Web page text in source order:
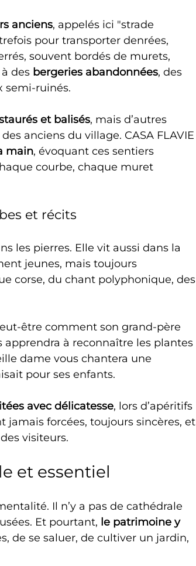
anciens, appelés ici "strade
pour transporter denrées,
souvent bordés de murets,
des bergeries abandonnées, des
semi-ruinés.
et balisés, mais d’autres
anciens du village. CASA FLAVIE
main, évoquant ces sentiers
courbe, chaque muret
et récits
les pierres. Elle vit aussi dans la
jeunes, mais toujours
corse, du chant polyphonique, des
être comment son grand-père
apprendra à reconnaître les plantes
dame vous chantera une
pour ses enfants.
avec délicatesse, lors d’apéritifs
jamais forcées, toujours sincères, et
visiteurs.
et essentiel
Il n’y a pas de cathédrale
Et pourtant, le patrimoine y
de se saluer, de cultiver un jardin,